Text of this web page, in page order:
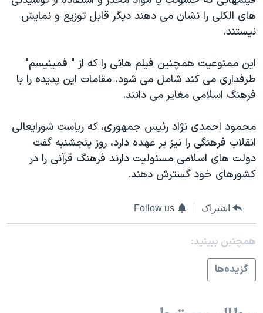
ویدیوها
فرهنگ و زندگی
اقتصادی
علم و فناوری
اسرائیل در جنگ
گالری عکس
آرشیو پخش زنده
بایگانی برنامه‌های تلویزیونی
مستندها
انتخابات ریاست جمهوری آمریکا ۲۰۲۴
حمله جمهوری اسلامی به اسرائیل
رمز مهسا
ورزش زنان در ایران
اعتراضات زن، زندگی، آزادی
مجموعه مستندهای دادخواهی
دادگاه حمید نوری
چهل سال گروگان‌گیری
قانون شفافیت دارائی کادر رهبری ایران
اعتراضات مردمی آبان ۹۸
یادگیری زبان انگلیسی
دنبال کنید
های الکلی را نشان می دهند ديگر قابل توزيع و نمايش
نيستند.
اين ممنوعيت همچنين فيلم هائی را که از " فمينيسم"
طرفداری می کند شامل می شود. مقامات اين پديده را با
فرهنگ اسلامی مغاير می دانند.
محمود احمدی نژاد رئيس جمهوری، که رياست شورايعالی
انقلاب فرهنگی را نيز بر عهده دارد، روز پنجشنبه گفت
دولت های اسلامی مسئوليت دارند فرهنگ قرآنی را در
کشورهای خود گسترش دهند.
اشتراک Follow us
همچنبن ببینید:
گزيده‌ها